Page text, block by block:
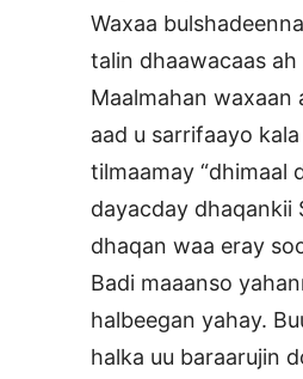
Waxaa
talin dhaawacaas
Maalmahan waxaan
aad u sarrifaayo
tilmaamay “dhimaal
dayacday dhaqankii
dhaqan waa eray
Badi maaanso
halbeegan yahay.
halka uu baraarujin